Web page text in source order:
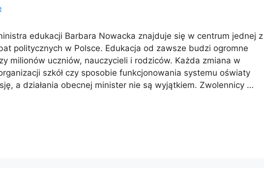
edukacji Barbara Nowacka znajduje się w centrum jednej z
politycznych w Polsce. Edukacja od zawsze budzi ogromne
milionów uczniów, nauczycieli i rodziców. Każda zmiana w
szkół czy sposobie funkcjonowania systemu oświaty
a działania obecnej minister nie są wyjątkiem. Zwolennicy …